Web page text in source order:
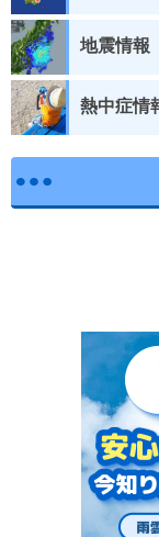
地震情報
熱中症情